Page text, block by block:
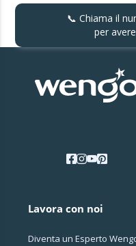
📞 Chiama il
per
Lavora con noi
Diventa un Esperto